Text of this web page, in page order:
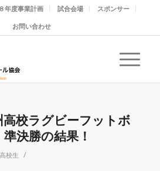
年度事業計画 試合会場
スポンサー
お問い合わせ
高校ラグビーフットボ
決勝の結果！
高校生 /